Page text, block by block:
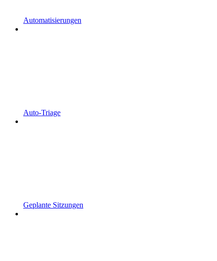
Automatisierungen
Auto-Triage
Geplante Sitzungen